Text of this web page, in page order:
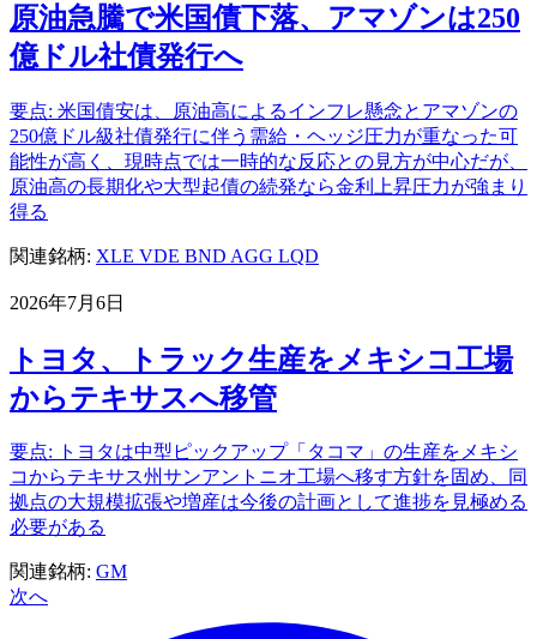
原油急騰で米国債下落、アマゾンは250
億ドル社債発行へ
要点: 米国債安は、原油高によるインフレ懸念とアマゾンの
250億ドル級社債発行に伴う需給・ヘッジ圧力が重なった可
能性が高く、現時点では一時的な反応との見方が中心だが、
原油高の長期化や大型起債の続発なら金利上昇圧力が強まり
得る
関連銘柄: XLE VDE BND AGG LQD
2026年7月6日
トヨタ、トラック生産をメキシコ工場
からテキサスへ移管
要点: トヨタは中型ピックアップ「タコマ」の生産をメキシ
コからテキサス州サンアントニオ工場へ移す方針を固め、同
拠点の大規模拡張や増産は今後の計画として進捗を見極める
必要がある
関連銘柄: GM
次へ